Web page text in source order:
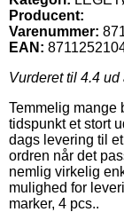
Producent:
Varenummer:
EAN:
Vurderet til 4.4 ud
Temmelig mange
tidspunkt et stort
dags levering til
ordren når det
nemlig virkelig
mulighed for
marker, 4 pcs..